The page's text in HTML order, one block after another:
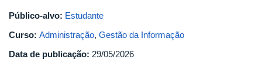
Público-alvo: Estudante
Curso: Administração, Gestão da Informação
Data de publicação: 29/05/2026